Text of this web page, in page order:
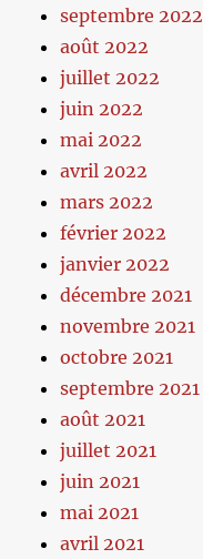
septembre 2022
août 2022
juillet 2022
juin 2022
mai 2022
avril 2022
mars 2022
février 2022
janvier 2022
décembre 2021
novembre 2021
octobre 2021
septembre 2021
août 2021
juillet 2021
juin 2021
mai 2021
avril 2021